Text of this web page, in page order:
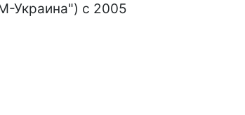
Украина") с 2005